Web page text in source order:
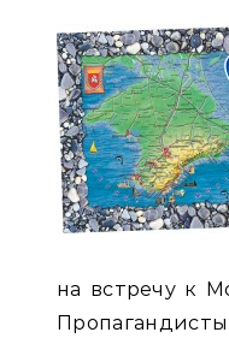
на встречу к